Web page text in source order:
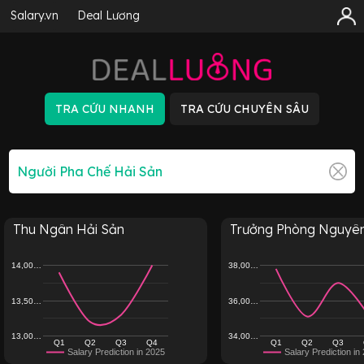
Salary.vn Deal Lương
Thu Ngân Hải Sản
Salary Prediction in 2025
Q1 Q2 Q3 Q4
13,00…
13,50…
14,00…
Trưởng Phòng
Salary Prediction in
Q1 Q2 Q3
34,00…
36,00…
38,00…